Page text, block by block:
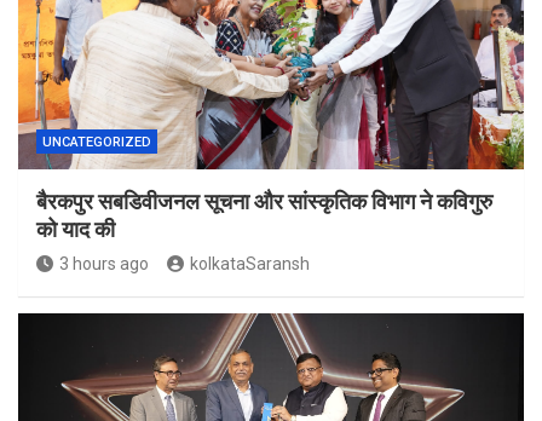
UNCATEGORIZED
बैरकपुर सबडिवीजनल सूचना और सांस्कृतिक विभाग ने कविगुरु
को याद की
3 hours ago kolkataSaransh